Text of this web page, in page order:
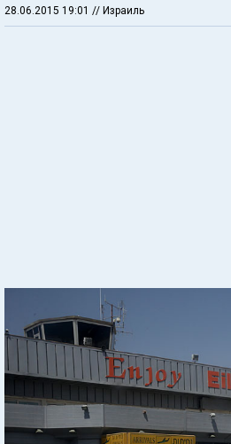
28.06.2015 19:01 // Израиль